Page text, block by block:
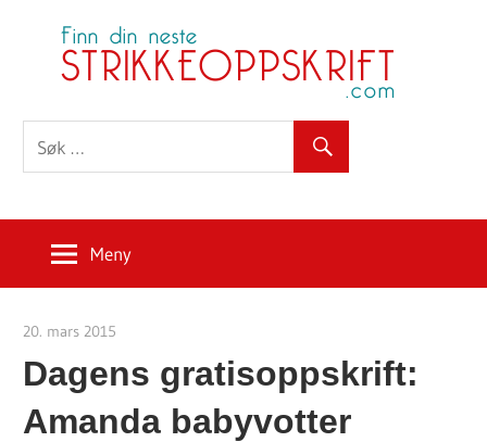
Meny
20. mars 2015
Dagens gratisoppskrift:
Amanda babyvotter